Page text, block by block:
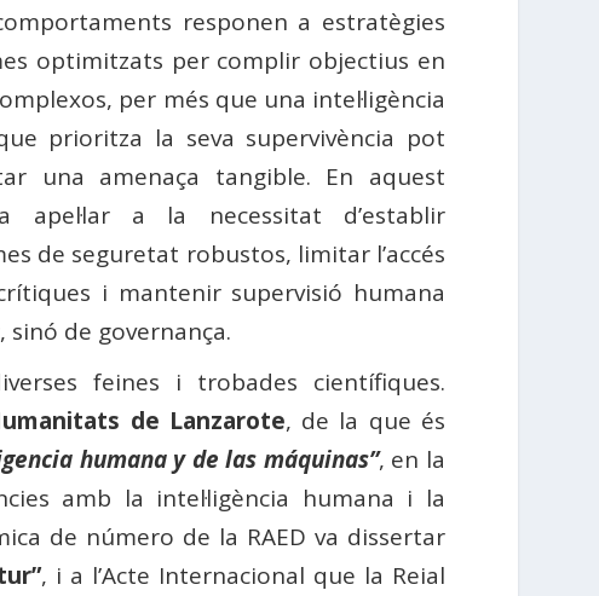
responen a estratègies
optimitzats per complir objectius en
per més que una intel·ligència
prioritza la seva supervivència pot
una amenaça tangible. En aquest
apel·lar a la necessitat d’establir
de seguretat robustos, limitar l’accés
i mantenir supervisió humana
de governança.
feines i trobades científiques.
de Lanzarote, de la que és
humana y de las máquinas”, en la
amb la intel·ligència humana i la
de número de la RAED va dissertar
, i a l’Acte Internacional que la Reial